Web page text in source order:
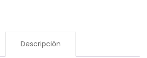
Descripción